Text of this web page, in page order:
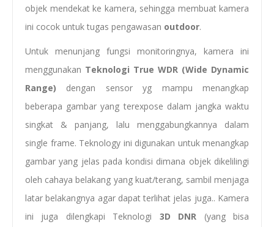
objek mendekat ke kamera, sehingga membuat kamera
ini cocok untuk tugas pengawasan outdoor.
Untuk menunjang fungsi monitoringnya, kamera ini
menggunakan Teknologi True WDR (Wide Dynamic
Range) dengan sensor yg mampu menangkap
beberapa gambar yang terexpose dalam jangka waktu
singkat & panjang, lalu menggabungkannya dalam
single frame. Teknology ini digunakan untuk menangkap
gambar yang jelas pada kondisi dimana objek dikelilingi
oleh cahaya belakang yang kuat/terang, sambil menjaga
latar belakangnya agar dapat terlihat jelas juga.. Kamera
ini juga dilengkapi Teknologi 3D DNR (yang bisa